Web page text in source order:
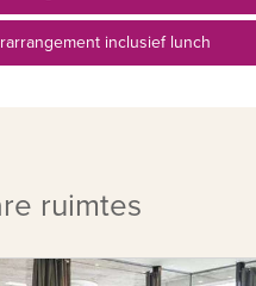
inclusief lunch
ruimtes